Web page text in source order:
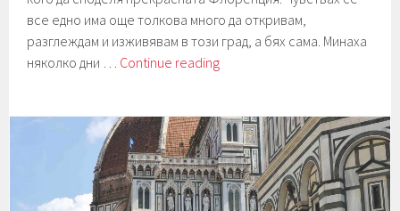
все едно има още толкова много да откривам,
разглеждам и изживявам в този град, а бях сама. Минаха
няколко дни … Continue readingСедмица
и
сладолед.